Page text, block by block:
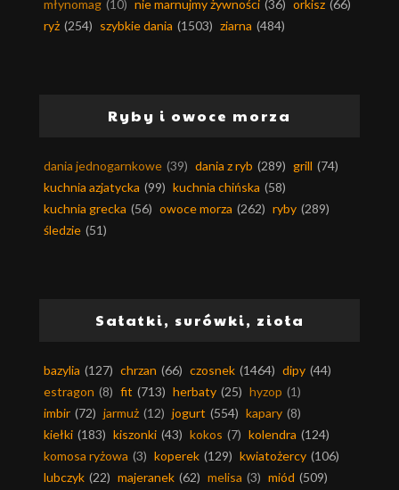
młynomag (10) nie marnujmy żywności (36) orkisz (66)
ryż (254) szybkie dania (1503) ziarna (484)
Ryby i owoce morza
dania jednogarnkowe (39) dania z ryb (289) grill (74)
kuchnia azjatycka (99) kuchnia chińska (58)
kuchnia grecka (56) owoce morza (262) ryby (289)
śledzie (51)
Sałatki, surówki, zioła
bazylia (127) chrzan (66) czosnek (1464) dipy (44)
estragon (8) fit (713) herbaty (25) hyzop (1)
imbir (72) jarmuż (12) jogurt (554) kapary (8)
kiełki (183) kiszonki (43) kokos (7) kolendra (124)
komosa ryżowa (3) koperek (129) kwiatożercy (106)
lubczyk (22) majeranek (62) melisa (3) miód (509)